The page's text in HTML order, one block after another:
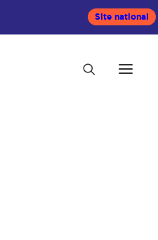
Site national